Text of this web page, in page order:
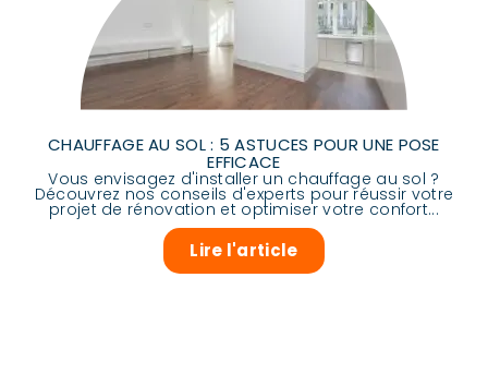
CHAUFFAGE AU SOL : 5 ASTUCES POUR UNE POSE
EFFICACE
Vous envisagez d'installer un chauffage au sol ?
Découvrez nos conseils d'experts pour réussir votre
projet de rénovation et optimiser votre confort...
Lire l'article